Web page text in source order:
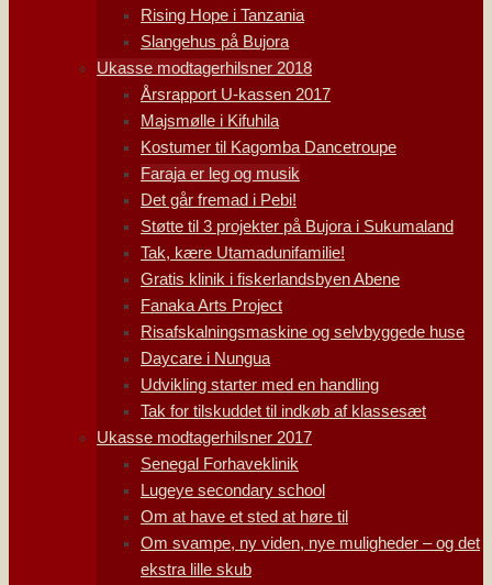
Rising Hope i Tanzania
Slangehus på Bujora
Ukasse modtagerhilsner 2018
Årsrapport U-kassen 2017
Majsmølle i Kifuhila
Kostumer til Kagomba Dancetroupe
Faraja er leg og musik
Det går fremad i Pebi!
Støtte til 3 projekter på Bujora i Sukumaland
Tak, kære Utamadunifamilie!
Gratis klinik i fiskerlandsbyen Abene
Fanaka Arts Project
Risafskalningsmaskine og selvbyggede huse
Daycare i Nungua
Udvikling starter med en handling
Tak for tilskuddet til indkøb af klassesæt
Ukasse modtagerhilsner 2017
Senegal Forhaveklinik
Lugeye secondary school
Om at have et sted at høre til
Om svampe, ny viden, nye muligheder – og det
ekstra lille skub